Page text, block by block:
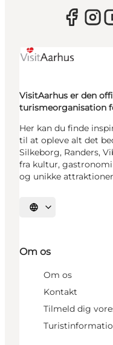
VisitAarhus er den
turismeorganisation
Her kan du finde
til at opleve alt det
Silkeborg, Randers,
fra kultur,
og unikke
Vælg sprog
Om os
Om os
Kontakt
Tilmeld dig